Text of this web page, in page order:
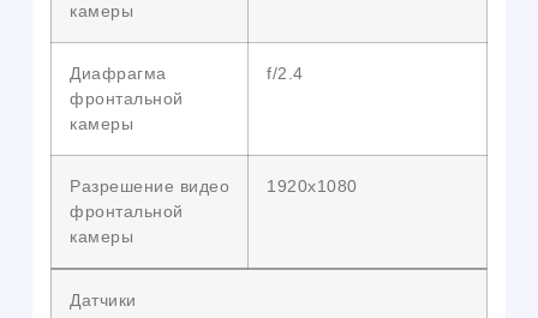
камеры
Диафрагма
фронтальной
камеры
f/2.4
Разрешение видео
фронтальной
камеры
1920х1080
Датчики